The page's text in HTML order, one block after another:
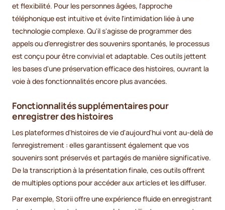
et flexibilité. Pour les personnes âgées, l'approche
téléphonique est intuitive et évite l'intimidation liée à une
technologie complexe. Qu'il s'agisse de programmer des
appels ou d'enregistrer des souvenirs spontanés, le processus
est conçu pour être convivial et adaptable. Ces outils jettent
les bases d'une préservation efficace des histoires, ouvrant la
voie à des fonctionnalités encore plus avancées.
Fonctionnalités supplémentaires pour
enregistrer des histoires
Les plateformes d'histoires de vie d'aujourd'hui vont au-delà de
l'enregistrement : elles garantissent également que vos
souvenirs sont préservés et partagés de manière significative.
De la transcription à la présentation finale, ces outils offrent
de multiples options pour accéder aux articles et les diffuser.
Par exemple, Storii offre une expérience fluide en enregistrant